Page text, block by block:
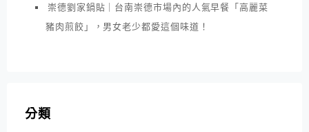
崇德劉家鍋貼｜台南崇德市場內的人氣早餐「高麗菜
豬肉煎餃」，男女老少都愛這個味道！
分類